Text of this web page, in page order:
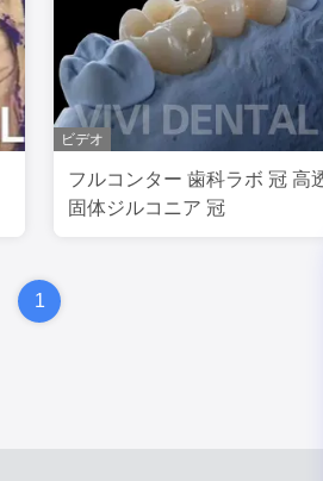
ビデオ
フルコンター 歯科ラボ 冠 高
固体ジルコニア 冠
1